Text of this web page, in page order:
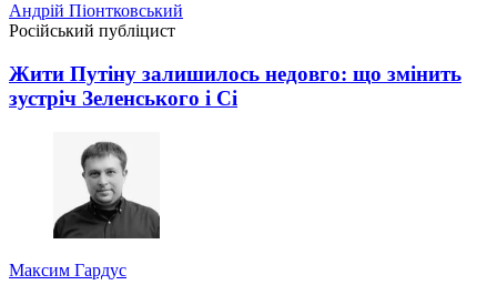
Андрій Піонтковський
Російський публіцист
Жити Путіну залишилось недовго: що змінить
зустріч Зеленського і Сі
Максим Гардус